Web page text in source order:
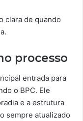
clara de quando
processo
entrada para
o BPC. Ele
e a estrutura
sempre atualizado